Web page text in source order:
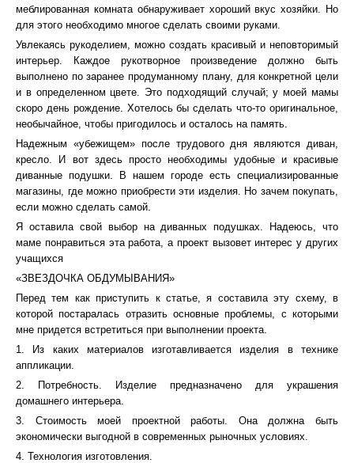
меблированная комната обнаруживает хороший вкус хозяйки. Но
для этого необходимо многое сделать своими руками.
Увлекаясь рукоделием, можно создать красивый и неповторимый
интерьер. Каждое рукотворное произведение должно быть
выполнено по заранее продуманному плану, для конкретной цели
и в определенном цвете. Это подходящий случай; у моей мамы
скоро день рождение. Хотелось бы сделать что-то оригинальное,
необычайное, чтобы пригодилось и осталось на память.
Надежным «убежищем» после трудового дня являются диван,
кресло. И вот здесь просто необходимы удобные и красивые
диванные подушки. В нашем городе есть специализированные
магазины, где можно приобрести эти изделия. Но зачем покупать,
если можно сделать самой.
Я оставила свой выбор на диванных подушках. Надеюсь, что
маме понравиться эта работа, а проект вызовет интерес у других
учащихся
«ЗВЕЗДОЧКА ОБДУМЫВАНИЯ»
Перед тем как приступить к статье, я составила эту схему, в
которой постаралась отразить основные проблемы, с которыми
мне придется встретиться при выполнении проекта.
1. Из каких материалов изготавливается изделия в технике
аппликации.
2. Потребность. Изделие предназначено для украшения
домашнего интерьера.
3. Стоимость моей проектной работы. Она должна быть
экономически выгодной в современных рыночных условиях.
4. Технология изготовления.